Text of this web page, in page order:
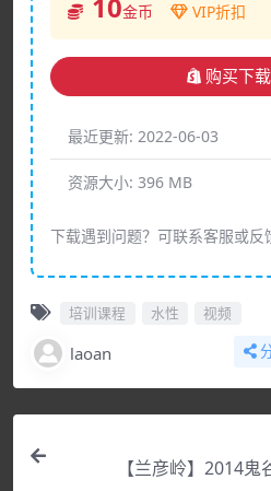
金币 VIP折扣
购买下
最近更新: 2022-06-03
资源大小: 396 MB
下载遇到问题？可联系客服或反
培训课程 水性 视频
laoan
【兰彦岭】2014